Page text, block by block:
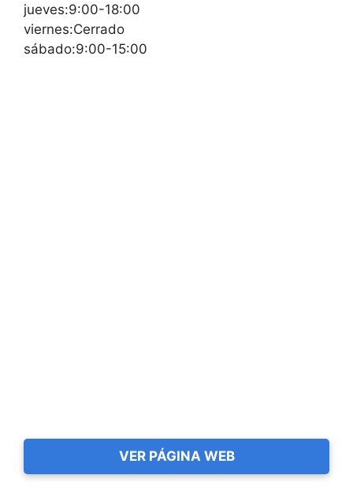
jueves:9:00-18:00
viernes:Cerrado
sábado:9:00-15:00
VER PÁGINA WEB